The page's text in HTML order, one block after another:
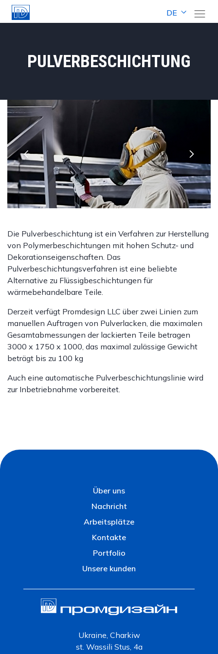
DE
PULVERBESCHICHTUNG
Die Pulverbeschichtung ist ein Verfahren zur Herstellung
von Polymerbeschichtungen mit hohen Schutz- und
Dekorationseigenschaften. Das
Pulverbeschichtungsverfahren ist eine beliebte
Alternative zu Flüssigbeschichtungen für
wärmebehandelbare Teile.
Derzeit verfügt Promdesign LLC über zwei Linien zum
manuellen Auftragen von Pulverlacken, die maximalen
Gesamtabmessungen der lackierten Teile betragen
3000 x 1750 x 1000, das maximal zulässige Gewicht
beträgt bis zu 100 kg
Auch eine automatische Pulverbeschichtungslinie wird
zur Inbetriebnahme vorbereitet.
Über uns
Nachricht
Arbeitsplätze
Kontakte
Portfolio
Unsere kunden
Ukraine, Charkiw
st. Wassili Stus, 4a